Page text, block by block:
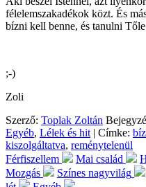
félelemszakadékok közt. És
bízni kell benne, és tanulni
;-)
Zoli
Szerző: Toplak Zoltán
Egyéb, Lélek és hit | Címke:
kiszolgáltatva, reménytelenül
Férfiszellem
Mai család
Mozgás
Színes nagyvilág